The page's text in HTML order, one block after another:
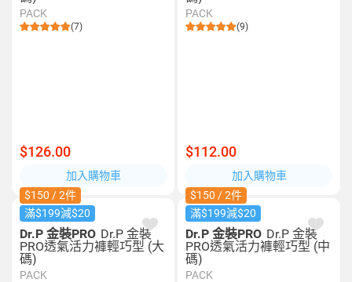
PACK
(7)
$126.00
加入購物車
PACK
(9)
$112.00
加入購物車
$150 / 2件
滿$199減$20
Dr.P 金裝PRO Dr.P 金裝
PRO透氣活力褲輕巧型 (大
碼)
PACK
$150 / 2件
滿$199減$20
Dr.P 金裝PRO Dr.P 金裝
PRO透氣活力褲輕巧型 (中
碼)
PACK